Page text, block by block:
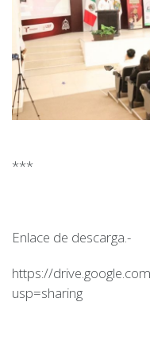
***
Enlace de descarga.-
https://
usp=sharing